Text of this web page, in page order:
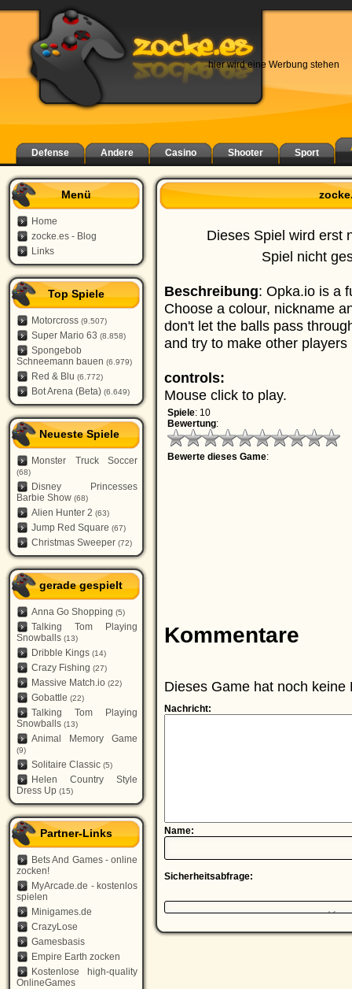
hier wird eine Werbung stehen
Defense Andere Casino Shooter Sport
Menü
Home
zocke.es - Blog
Links
Top Spiele
Motorcross (9.507)
Super Mario 63 (8.858)
Spongebob
Schneemann bauen (6.979)
Red & Blu (6.772)
Bot Arena (Beta) (6.649)
Neueste Spiele
Monster Truck Soccer
(68)
Disney Princesses
Barbie Show (68)
Alien Hunter 2 (63)
Jump Red Square (67)
Christmas Sweeper (72)
gerade gespielt
Anna Go Shopping (5)
Talking Tom Playing
Snowballs (13)
Dribble Kings (14)
Crazy Fishing (27)
Massive Match.io (22)
Gobattle (22)
Talking Tom Playing
Snowballs (13)
Animal Memory Game
(9)
Solitaire Classic (5)
Helen Country Style
Dress Up (15)
Partner-Links
Bets And Games - online
zocken!
MyArcade.de - kostenlos
spielen
Minigames.de
CrazyLose
Gamesbasis
Empire Earth zocken
Kostenlose high-quality
OnlineGames
Dieses Spiel wird erst
Spiel nicht
Beschreibung: Opka.io is a
Choose a colour, nickname
don't let the balls pass
and try to make other
controls:
Mouse click to play.
Spiele: 10
Bewertung:
Bewerte dieses Game:
Kommentare
Dieses Game hat noch
Nachricht:
Name:
Sicherheitsabfrage: